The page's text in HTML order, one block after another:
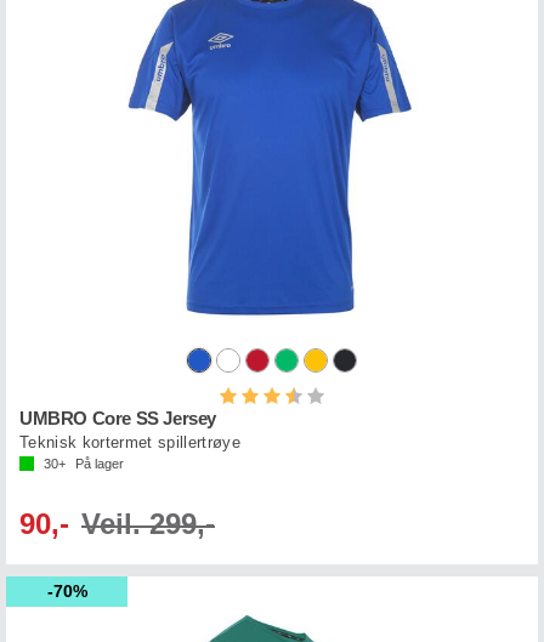
Karakter:
UMBRO Core SS Jersey
Teknisk kortermet spillertrøye
30+ På lager
90,- Veil. 299,-
70%